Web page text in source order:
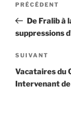
l’article
Article
précédent
PRÉCÉDENT
De Fralib à
suppressions
Article
suivant
SUIVANT
Vacataires du
Intervenant